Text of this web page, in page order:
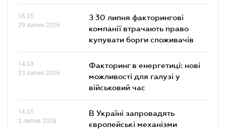
16.25
29 липня 2026
З 30 липня факторингові
компанії втрачають право
купувати борги споживачів
14.03
23 липня 2026
Факторинг в енергетиці: нові
можливості для галузі у
військовий час
14.01
2 липня 2026
В Україні запровадять
європейські механізми